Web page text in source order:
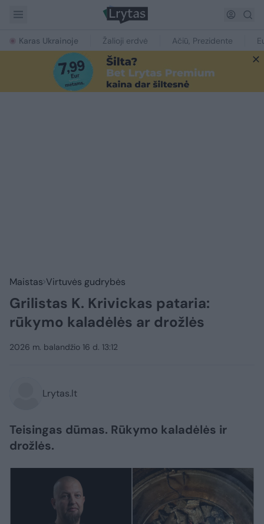
Karas Ukrainoje Žalioji erdvė Ačiū, Prezidente
Maistas Virtuvės gudrybės
Grilistas K. Krivickas pataria:
rūkymo kaladėlės ar drožlės
2026 m. balandžio 16 d. 13:12
Lrytas.lt
Teisingas dūmas. Rūkymo kaladėlės ir
drožlės.